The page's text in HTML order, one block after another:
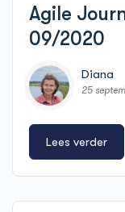
Agile
09/2020
Diana
25
Lees verder